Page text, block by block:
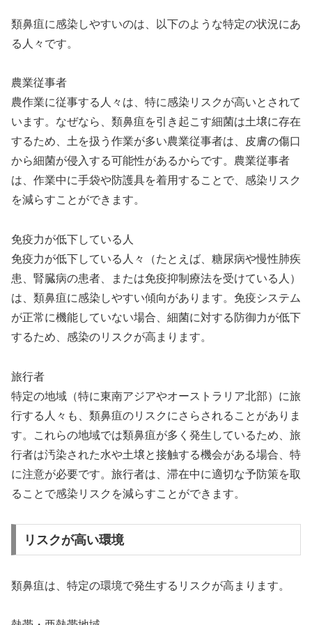
類鼻疽に感染しやすいのは、以下のような特定の状況にあ
る人々です。
農業従事者
農作業に従事する人々は、特に感染リスクが高いとされて
います。なぜなら、類鼻疽を引き起こす細菌は土壌に存在
するため、土を扱う作業が多い農業従事者は、皮膚の傷口
から細菌が侵入する可能性があるからです。農業従事者
は、作業中に手袋や防護具を着用することで、感染リスク
を減らすことができます。
免疫力が低下している人
免疫力が低下している人々（たとえば、糖尿病や慢性肺疾
患、腎臓病の患者、または免疫抑制療法を受けている人）
は、類鼻疽に感染しやすい傾向があります。免疫システム
が正常に機能していない場合、細菌に対する防御力が低下
するため、感染のリスクが高まります。
旅行者
特定の地域（特に東南アジアやオーストラリア北部）に旅
行する人々も、類鼻疽のリスクにさらされることがありま
す。これらの地域では類鼻疽が多く発生しているため、旅
行者は汚染された水や土壌と接触する機会がある場合、特
に注意が必要です。旅行者は、滞在中に適切な予防策を取
ることで感染リスクを減らすことができます。
リスクが高い環境
類鼻疽は、特定の環境で発生するリスクが高まります。